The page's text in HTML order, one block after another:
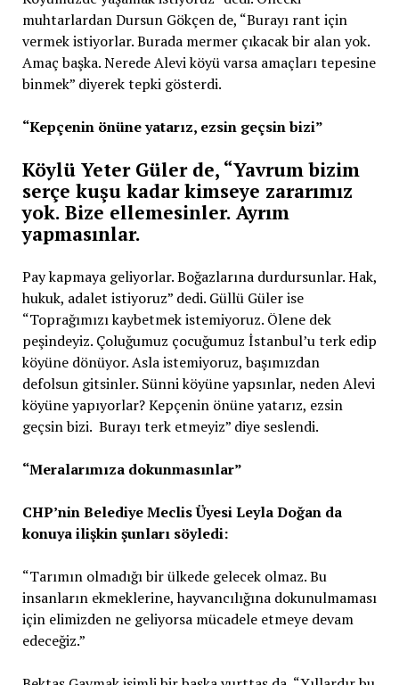
muhtarlardan Dursun Gökçen de, “Burayı rant için
vermek istiyorlar. Burada mermer çıkacak bir alan yok.
Amaç başka. Nerede Alevi köyü varsa amaçları tepesine
binmek” diyerek tepki gösterdi.
“Kepçenin önüne yatarız, ezsin geçsin bizi”
Köylü Yeter Güler de, “Yavrum bizim
serçe kuşu kadar kimseye zararımız
yok. Bize ellemesinler. Ayrım
yapmasınlar.
Pay kapmaya geliyorlar. Boğazlarına durdursunlar. Hak,
hukuk, adalet istiyoruz” dedi. Güllü Güler ise
“Toprağımızı kaybetmek istemiyoruz. Ölene dek
peşindeyiz. Çoluğumuz çocuğumuz İstanbul’u terk edip
köyüne dönüyor. Asla istemiyoruz, başımızdan
defolsun gitsinler. Sünni köyüne yapsınlar, neden Alevi
köyüne yapıyorlar? Kepçenin önüne yatarız, ezsin
geçsin bizi. Burayı terk etmeyiz” diye seslendi.
“Meralarımıza dokunmasınlar”
CHP’nin Belediye Meclis Üyesi Leyla Doğan da
konuya ilişkin şunları söyledi:
“Tarımın olmadığı bir ülkede gelecek olmaz. Bu
insanların ekmeklerine, hayvancılığına dokunulmaması
için elimizden ne geliyorsa mücadele etmeye devam
edeceğiz.”